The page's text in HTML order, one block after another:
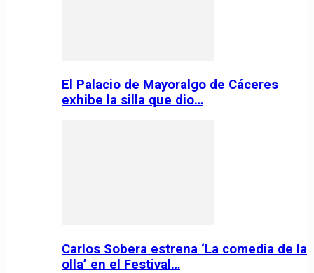
El Palacio de Mayoralgo de Cáceres
exhibe la silla que dio…
Carlos Sobera estrena ‘La comedia de la
olla’ en el Festival…